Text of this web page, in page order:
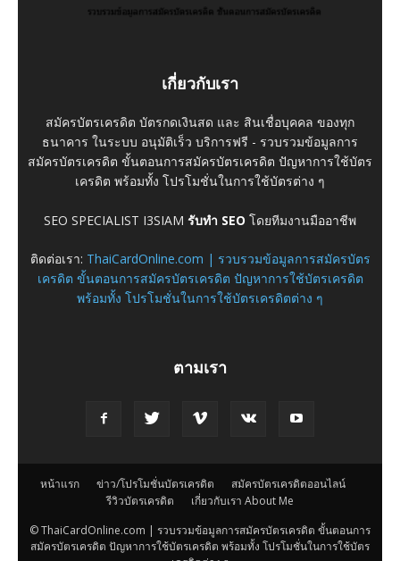
เกี่ยวกับเรา
สมัครบัตรเครดิต บัตรกดเงินสด และ สินเชื่อบุคคล ของทุก
ธนาคาร ในระบบ อนุมัติเร็ว บริการฟรี - รวบรวมข้อมูลการ
สมัครบัตรเครดิต ขั้นตอนการสมัครบัตรเครดิต ปัญหาการใช้บัตร
เครดิต พร้อมทั้ง โปรโมชั่นในการใช้บัตรต่าง ๆ
SEO SPECIALIST I3SIAM รับทำ SEO โดยทีมงานมืออาชีพ
ติดต่อเรา: ThaiCardOnline.com | รวบรวมข้อมูลการสมัครบัตร
เครดิต ขั้นตอนการสมัครบัตรเครดิต ปัญหาการใช้บัตรเครดิต
พร้อมทั้ง โปรโมชั่นในการใช้บัตรเครดิตต่าง ๆ
ตามเรา
หน้าแรก ข่าว/โปรโมชั่นบัตรเครดิต
สมัครบัตรเครดิตออนไลน์
รีวิวบัตรเครดิต
เกี่ยวกับเรา About Me
© ThaiCardOnline.com | รวบรวมข้อมูลการสมัครบัตรเครดิต ขั้นตอนการ
สมัครบัตรเครดิต ปัญหาการใช้บัตรเครดิต พร้อมทั้ง โปรโมชั่นในการใช้บัตร